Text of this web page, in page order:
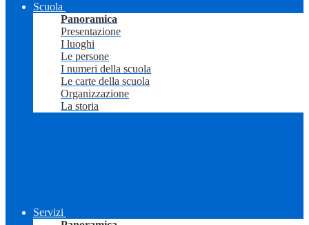
Scuola
Panoramica
Presentazione
I luoghi
Le persone
I numeri della scuola
Le carte della scuola
Organizzazione
La storia
Servizi